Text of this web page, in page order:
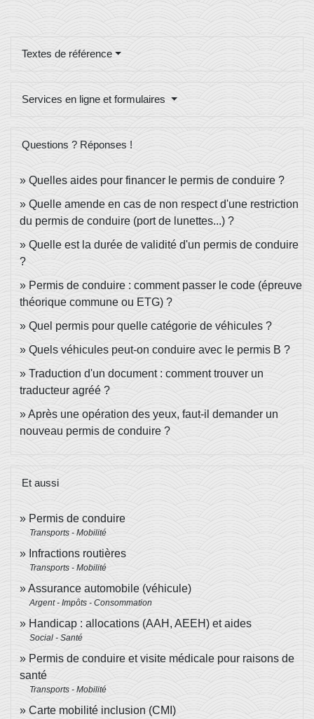
Textes de référence
Services en ligne et formulaires
Questions ? Réponses !
Quelles aides pour financer le permis de conduire ?
Quelle amende en cas de non respect d'une restriction
du permis de conduire (port de lunettes...) ?
Quelle est la durée de validité d'un permis de conduire
?
Permis de conduire : comment passer le code (épreuve
théorique commune ou ETG) ?
Quel permis pour quelle catégorie de véhicules ?
Quels véhicules peut-on conduire avec le permis B ?
Traduction d'un document : comment trouver un
traducteur agréé ?
Après une opération des yeux, faut-il demander un
nouveau permis de conduire ?
Et aussi
Permis de conduire
Transports - Mobilité
Infractions routières
Transports - Mobilité
Assurance automobile (véhicule)
Argent - Impôts - Consommation
Handicap : allocations (AAH, AEEH) et aides
Social - Santé
Permis de conduire et visite médicale pour raisons de
santé
Transports - Mobilité
Carte mobilité inclusion (CMI)